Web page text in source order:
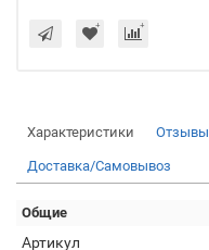
Характеристики Отзывы
Доставка/Самовывоз
Общие
Артикул